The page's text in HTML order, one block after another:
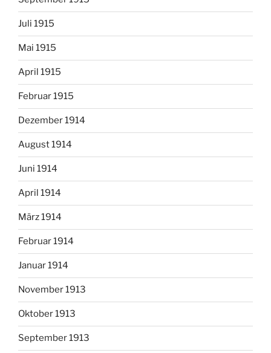
Juli 1915
Mai 1915
April 1915
Februar 1915
Dezember 1914
August 1914
Juni 1914
April 1914
März 1914
Februar 1914
Januar 1914
November 1913
Oktober 1913
September 1913